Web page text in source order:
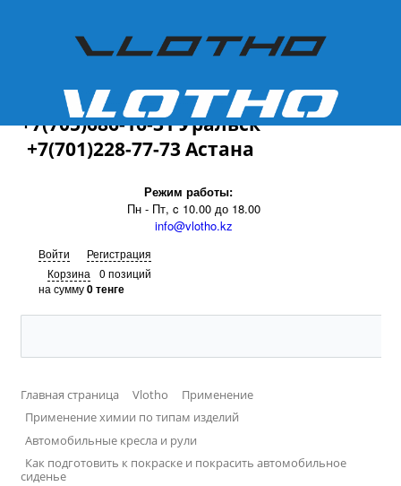
+7(701)228-77-73
+7(705)686-16-31 Уральск
+7(701)228-77-73 Астана
Режим работы:
Пн - Пт, c 10.00 до 18.00
info@vlotho.kz
Войти
Регистрация
Корзина
0 позиций
на сумму0 тенге
Главная страница Vlotho
Применение
Применение химии по типам изделий
Автомобильные кресла и рули
Как подготовить к покраске и покрасить автомобильное
сиденье